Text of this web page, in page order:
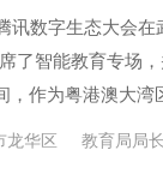
讯数字生态大会
了智能教育专场
，作为粤港澳大
终坚持智慧教育
质量创新发展三
龙华区 教育局局长